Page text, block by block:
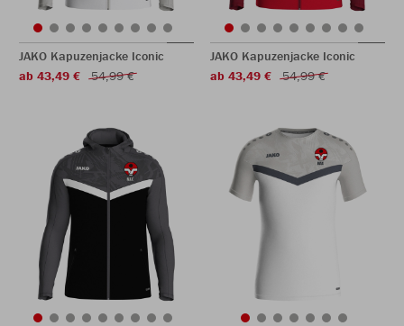
JAKO Kapuzenjacke Iconic
ab 43,49 €
54,99 €
JAKO Kapuzenjacke Iconic
ab 43,49 €
54,99 €